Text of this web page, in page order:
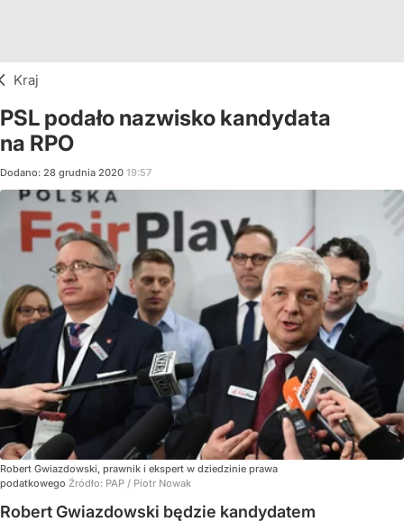
Kraj
PSL podało nazwisko kandydata
na RPO
Dodano: 28 grudnia 2020 19:57
Robert Gwiazdowski, prawnik i ekspert w dziedzinie prawa
podatkowego Źródło: PAP / Piotr Nowak
Robert Gwiazdowski będzie kandydatem